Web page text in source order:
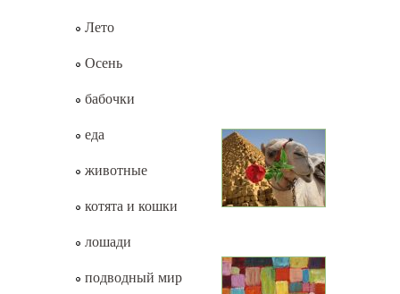
Лето
Осень
бабочки
еда
животные
котята и кошки
лошади
подводный мир